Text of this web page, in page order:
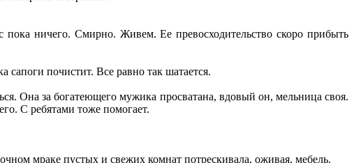
ничего. Смирно. Живем. Ее превосходительство скоро прибыть
почистит. Все равно так шатается.
Она за богатеющего мужика просватана, вдовый он, мельница своя.
С ребятами тоже помогает.
мраке пустых и свежих комнат потрескивала, оживая, мебель.